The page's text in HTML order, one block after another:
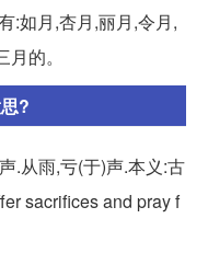
:如月,杏月,丽月,令月,
的。
?
.从雨,亏(于)声.本义:古
sacrifices and pray f